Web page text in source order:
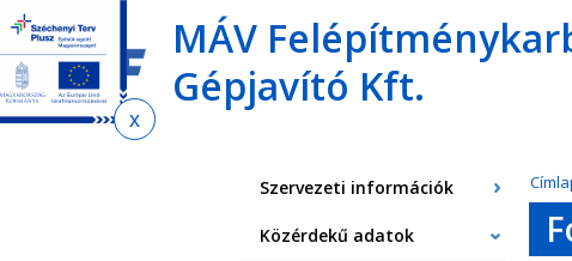
Ugrás
az
almenühöz
Ugrás
tartalomra
Ugrás
az
oldaltérképre
MÁV
Gépjavító Kft.
Szervezeti információk
Közérdekű adatok